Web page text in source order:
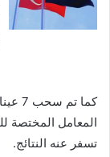
كما
المعامل المختصة
تسفر عنه النتائج.